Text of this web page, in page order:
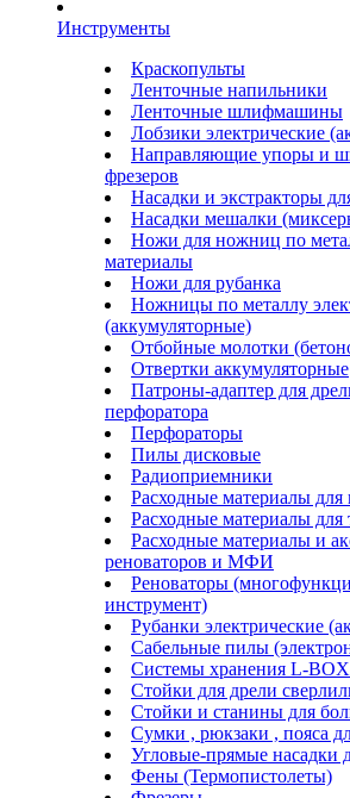
Инструменты
Краскопульты
Ленточные напильники
Ленточные шлифмашины
Лобзики электрические
Направляющие упоры и
фрезеров
Насадки и экстракторы
Насадки мешалки
Ножи для ножниц по
материалы
Ножи для рубанка
Ножницы по металлу
(аккумуляторные)
Отбойные молотки
Отвертки аккумуляторные
Патроны-адаптер для
перфоратора
Перфораторы
Пилы дисковые
Радиоприемники
Расходные материалы для
Расходные материалы для
Расходные материалы и
реноваторов и МФИ
Реноваторы
инструмент)
Рубанки электрические
Сабельные пилы
Системы хранения L-
Стойки для дрели
Стойки и станины для
Сумки , рюкзаки , пояса
Угловые-прямые насадки
Фены (Термопистолеты)